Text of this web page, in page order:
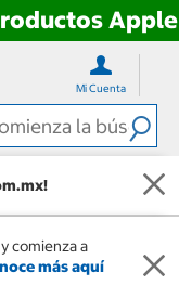
Apple
Mi Cuenta
comienza a
más aquí